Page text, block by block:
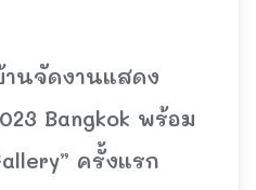
นจัดงานแสดง
Bangkok พร้อม
ครั้งแรก